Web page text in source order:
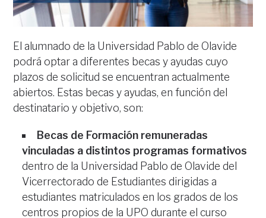
El alumnado de la Universidad Pablo de Olavide
podrá optar a diferentes becas y ayudas cuyo
plazos de solicitud se encuentran actualmente
abiertos. Estas becas y ayudas, en función del
destinatario y objetivo, son:
Becas de Formación remuneradas
vinculadas a distintos programas formativos
dentro de la Universidad Pablo de Olavide del
Vicerrectorado de Estudiantes dirigidas a
estudiantes matriculados en los grados de los
centros propios de la UPO durante el curso